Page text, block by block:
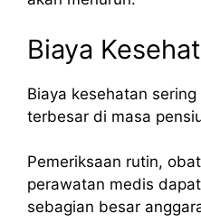
Biaya
Biaya kesehatan
terbesar di masa
Pemeriksaan rutin,
perawatan medis
sebagian besar